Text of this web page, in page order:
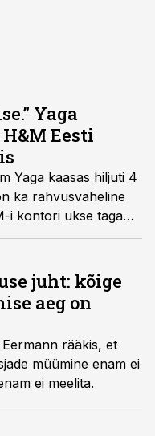
Yaga
Eesti
Yaga kaasas hiljuti 4
ka rahvusvaheline
i kontori ukse taga
asutaja Aune
juht: kõige
aeg on
rääkis, et
müümine enam ei
ei meelita.